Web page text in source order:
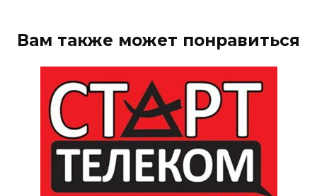
Вам также может понравиться